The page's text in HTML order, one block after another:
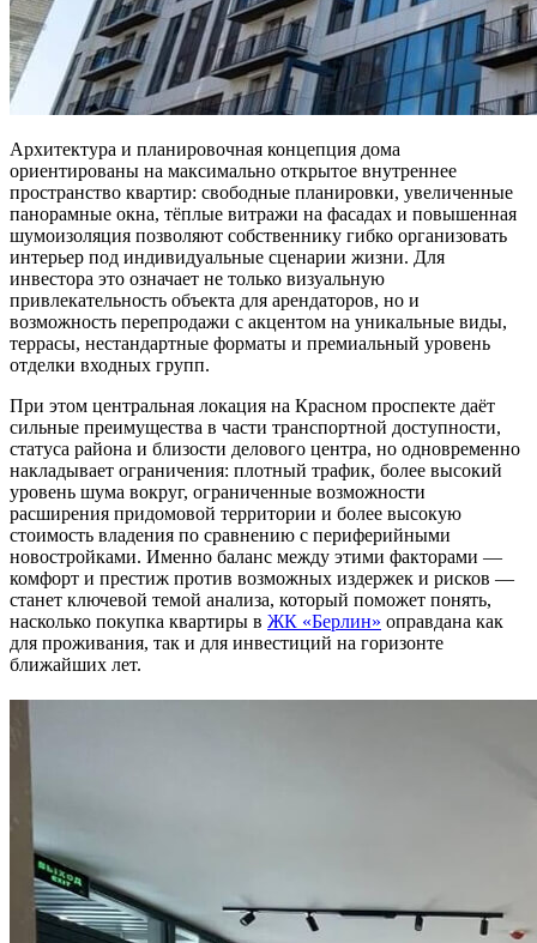
Архитектура и планировочная концепция дома
ориентированы на максимально открытое внутреннее
пространство квартир: свободные планировки, увеличенные
панорамные окна, тёплые витражи на фасадах и повышенная
шумоизоляция позволяют собственнику гибко организовать
интерьер под индивидуальные сценарии жизни. Для
инвестора это означает не только визуальную
привлекательность объекта для арендаторов, но и
возможность перепродажи с акцентом на уникальные виды,
террасы, нестандартные форматы и премиальный уровень
отделки входных групп.
При этом центральная локация на Красном проспекте даёт
сильные преимущества в части транспортной доступности,
статуса района и близости делового центра, но одновременно
накладывает ограничения: плотный трафик, более высокий
уровень шума вокруг, ограниченные возможности
расширения придомовой территории и более высокую
стоимость владения по сравнению с периферийными
новостройками. Именно баланс между этими факторами —
комфорт и престиж против возможных издержек и рисков —
станет ключевой темой анализа, который поможет понять,
насколько покупка квартиры в ЖК «Берлин» оправдана как
для проживания, так и для инвестиций на горизонте
ближайших лет.